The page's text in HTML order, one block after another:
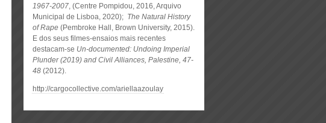
1967-2007, (Centre Pompidou, 2016, Arquivo
Municipal de Lisboa, 2020); The Natural History
of Rape (Pembroke Hall, Brown University, 2015).
E dos seus filmes-ensaios mais recentes
destacam-se Un-documented: Undoing Imperial
Plunder (2019) and Civil Alliances, Palestine, 47-
48 (2012).
http://cargocollective.com/ariellaazoulay